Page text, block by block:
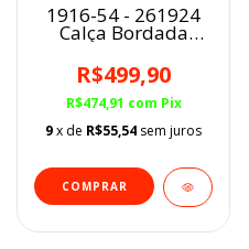
1916-54 - 261924
Calça Bordada
Flare Minuty
R$499,90
R$474,91 com Pix
9x de R$55,54 sem juros
COMPRAR